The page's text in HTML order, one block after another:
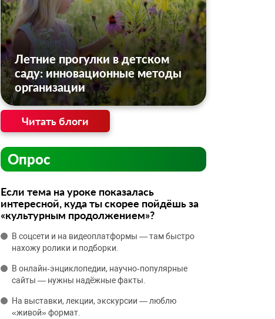
Летние прогулки в детском
саду: инновационные методы
организации
Читать блоги
Опрос
Если тема на уроке показалась
интересной, куда ты скорее пойдёшь за
«культурным продолжением»?
В соцсети и на видеоплатформы — там быстро
нахожу ролики и подборки.
В онлайн‑энциклопедии, научно‑популярные
сайты — нужны надёжные факты.
На выставки, лекции, экскурсии — люблю
«живой» формат.